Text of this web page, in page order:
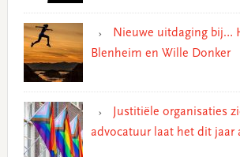
Nieuwe uitdaging bij…
Blenheim en Wille Donker
Justitiële organisaties
advocatuur laat het dit jaar